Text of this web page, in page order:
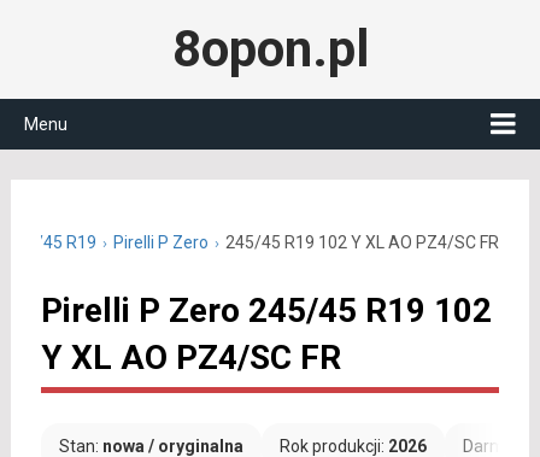
8opon.pl
Menu
245/45 R19 Pirelli P Zero 245/45 R19 102 Y XL AO PZ4/SC FR
Pirelli P Zero 245/45 R19 102
Y XL AO PZ4/SC FR
Stan: nowa / oryginalna Rok produkcji: 2026